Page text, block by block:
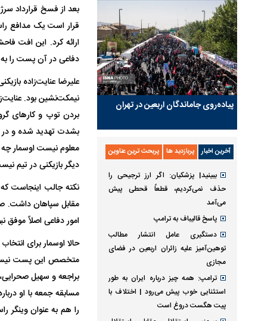
بعد از فسخ قرارداد
قرار است یک مدافع
ارائه کرد. این افت
دفاعی در آن پست را
علیرضا عنایت‌زاده
نیمکت‌نشین بود.
بردن توپ و کار‌های
بشدت تهدید شده و در
معلوم نیست اوسمار
دیگر بازیکنی در تیم
نکته جالب اینجاست
مقابل سپاهان داشت.
امور دفاعی اصلاً موفق
حالا اوسمار برای
متخصص این پست
براجعه و سهیل
مسابقه جمعه با او
را هم به عنوان وینگر
پیاده‌روی جاماندگان اربعین در تهران
آخرین اخبار پربازدید ها پربحث ترین عناوین
ببینید| پزشکیان: اگر ارز ترجیحی را
حذف نمی‌کردیم، قطعاً قحطی پیش
می‌آمد
پاسخ قالیباف به ترامپ
دستگیری عامل انتشار مطالب
توهین‌آمیز علیه زائران اربعین در فضای
مجازی
ترامپ: همه چیز درباره ایران به طور
استثنایی خوب پیش می‌رود | اختلاف با
پیت هگست دروغ است